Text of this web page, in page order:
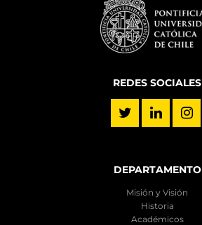
REDES SOCIALES
DEPARTAMENTO
Misión y Visión
Historia
Académicos